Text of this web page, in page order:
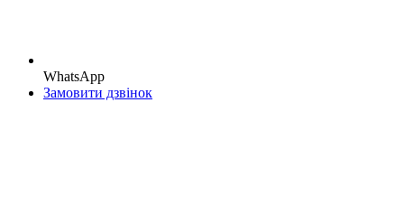
WhatsApp
Замовити дзвінок